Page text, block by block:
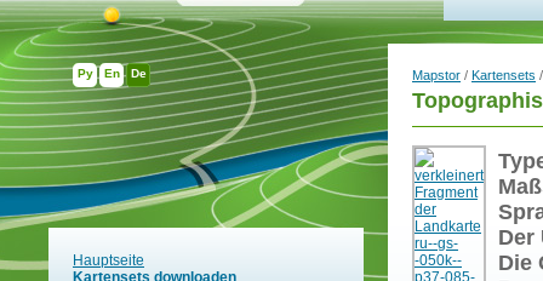
Ру En De
Hauptseite
Kartensets downloaden
Mapstor / Kartensets
Der
Die